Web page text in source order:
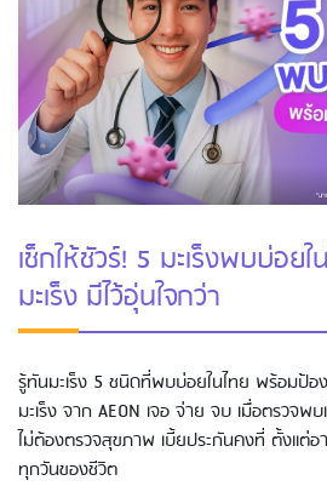
เช็กให้ชัวร์! 5 มะเร็งพบบ่อย
มะเร็ง มีไว้อุ่นใจกว่า
รู้ทันมะเร็ง 5 ชนิดที่พบบ่อยในไทย พร้อมป้อ
มะเร็ง จาก AEON เจอ จ่าย จบ เมื่อตรวจพ
ไม่ต้องตรวจสุขภาพ เบี้ยประกันคงที่ ตั้งแต่
ทุกวันของชีวิต